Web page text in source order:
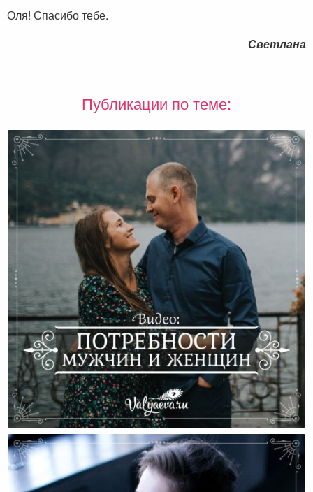
Оля! Спасибо тебе.
Светлана
Публикации по теме:
Потребности Мужчин И Женщин